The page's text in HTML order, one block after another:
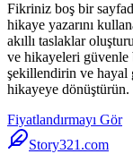
Fikriniz boş bir
hikaye yazarını
akıllı taslaklar
ve hikayeleri
şekillendirin ve hayal
hikayeye dönüştürün.
Fiyatlandırmayı Gör
Story321.com